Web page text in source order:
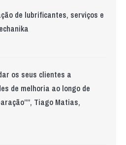
de lubrificantes, serviços e
os seus clientes a
de melhoria ao longo de
Tiago Matias,